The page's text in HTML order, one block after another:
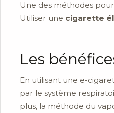
Une des méthodes
Utiliser une cigarette
Les
En utilisant une e-
par le système
plus, la méthode du